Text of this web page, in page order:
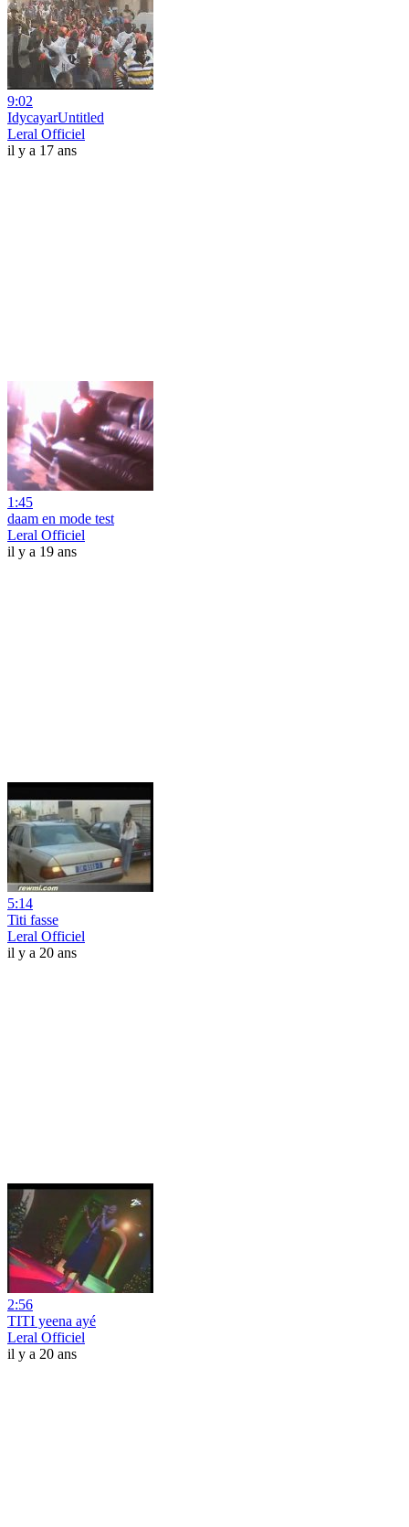
9:02
IdycayarUntitled
Leral Officiel
il y a 17 ans
1:45
daam en mode test
Leral Officiel
il y a 19 ans
5:14
Titi fasse
Leral Officiel
il y a 20 ans
2:56
TITI yeena ayé
Leral Officiel
il y a 20 ans